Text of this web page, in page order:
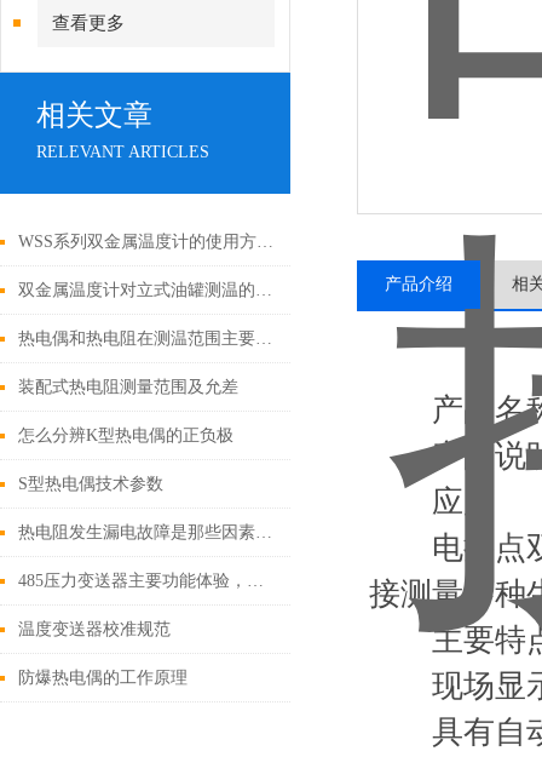
查看更多
相关文章
RELEVANT ARTICLES
WSS系列双金属温度计的使用方法及维护
双金属温度计对立式油罐测温的优缺点
热电偶和热电阻在测温范围主要区别在那？
装配式热电阻测量范围及允差
怎么分辨K型热电偶的正负极
S型热电偶技术参数
热电阻发生漏电故障是那些因素导致的？
485压力变送器主要功能体验，因为它性能好,寿命长
温度变送器校准规范
防爆热电偶的工作原理
产品介绍 相
产品名称
产品说
应用
电接点双
接测量各种
主要特
现场显示
具有自动